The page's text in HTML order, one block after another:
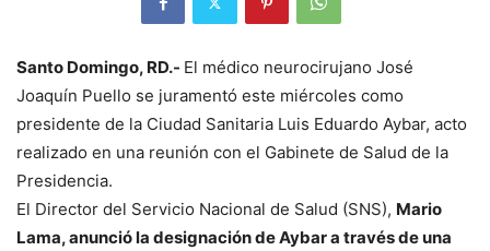
Santo Domingo, RD.- El médico neurocirujano José
Joaquín Puello se juramentó este miércoles como
presidente de la Ciudad Sanitaria Luis Eduardo Aybar, acto
realizado en una reunión con el Gabinete de Salud de la
Presidencia.
El Director del Servicio Nacional de Salud (SNS), Mario
Lama, anunció la designación de Aybar a través de una